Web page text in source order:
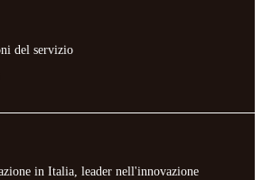
del servizio
in Italia, leader nell'innovazione